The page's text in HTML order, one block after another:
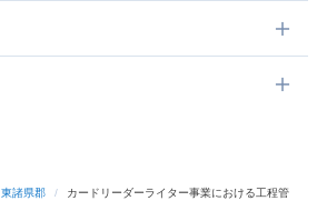
東諸県郡 /
カードリーダーライター事業における工程管